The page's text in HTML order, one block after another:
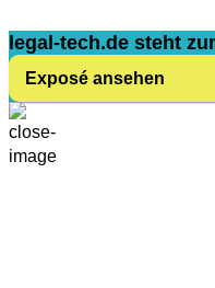
legal-tech.de steht
Exposé ansehen